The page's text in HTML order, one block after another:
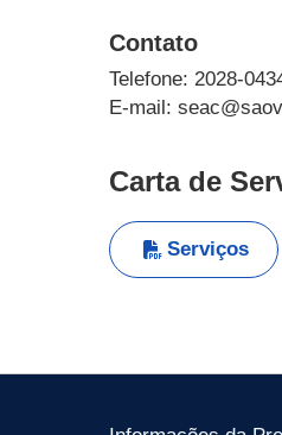
Contato
Telefone: 2028-
E-mail:
Carta de
Serviços